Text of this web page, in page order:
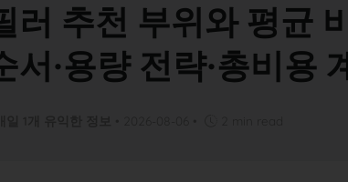
러 추천 부위와 평균
서·용량 전략·총비용